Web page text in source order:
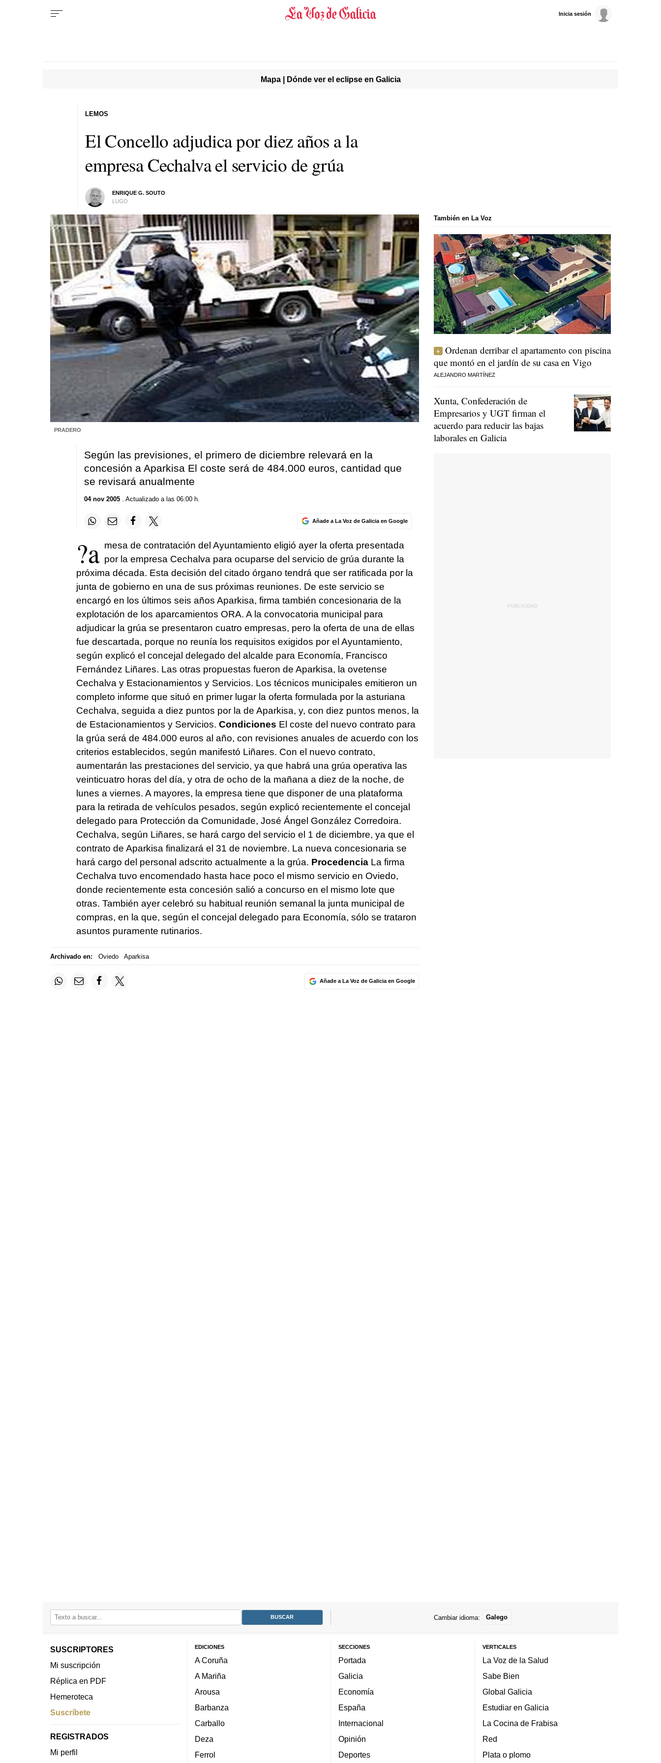
Inicia sesión
Mapa | Dónde ver el eclipse en Galicia
El Concello adjudica por diez años a la
empresa Cechalva el servicio de grúa
ENRIQUE G. SOUTO
LUGO
LEMOS
PRADERO
Según las previsiones, el primero de diciembre relevará en la
concesión a Aparkisa El coste será de 484.000 euros, cantidad que
se revisará anualmente
04 nov 2005. Actualizado a las 06:00 h.
Añade a La Voz de Galicia en Google
?a mesa de contratación del Ayuntamiento eligió ayer la oferta presentada
por la empresa Cechalva para ocuparse del servicio de grúa durante la
próxima década. Esta decisión del citado órgano tendrá que ser ratificada por la
junta de gobierno en una de sus próximas reuniones. De este servicio se
encargó en los últimos seis años Aparkisa, firma también concesionaria de la
explotación de los aparcamientos ORA. A la convocatoria municipal para
adjudicar la grúa se presentaron cuatro empresas, pero la oferta de una de ellas
fue descartada, porque no reunía los requisitos exigidos por el Ayuntamiento,
según explicó el concejal delegado del alcalde para Economía, Francisco
Fernández Liñares. Las otras propuestas fueron de Aparkisa, la ovetense
Cechalva y Estacionamientos y Servicios. Los técnicos municipales emitieron un
completo informe que situó en primer lugar la oferta formulada por la asturiana
Cechalva, seguida a diez puntos por la de Aparkisa, y, con diez puntos menos, la
de Estacionamientos y Servicios. Condiciones El coste del nuevo contrato para
la grúa será de 484.000 euros al año, con revisiones anuales de acuerdo con los
criterios establecidos, según manifestó Liñares. Con el nuevo contrato,
aumentarán las prestaciones del servicio, ya que habrá una grúa operativa las
veinticuatro horas del día, y otra de ocho de la mañana a diez de la noche, de
lunes a viernes. A mayores, la empresa tiene que disponer de una plataforma
para la retirada de vehículos pesados, según explicó recientemente el concejal
delegado para Protección da Comunidade, José Ángel González Corredoira.
Cechalva, según Liñares, se hará cargo del servicio el 1 de diciembre, ya que el
contrato de Aparkisa finalizará el 31 de noviembre. La nueva concesionaria se
hará cargo del personal adscrito actualmente a la grúa. ProcedenciaLa firma
Cechalva tuvo encomendado hasta hace poco el mismo servicio en Oviedo,
donde recientemente esta concesión salió a concurso en el mismo lote que
otras. También ayer celebró su habitual reunión semanal la junta municipal de
compras, en la que, según el concejal delegado para Economía, sólo se trataron
asuntos puramente rutinarios.
Archivado en: Oviedo Aparkisa
Añade a La Voz de Galicia en Google
También en La Voz
Ordenan derribar el apartamento con piscina
que montó en el jardín de su casa en Vigo
ALEJANDRO MARTÍNEZ
Xunta, Confederación de
Empresarios y UGT firman el
acuerdo para reducir las bajas
laborales en Galicia
Cambiar idioma: Galego
SUSCRIPTORES
Mi suscripción
Réplica en PDF
Hemeroteca
Suscríbete
REGISTRADOS
Mi perfil
EDICIONES
A Coruña
A Mariña
Arousa
Barbanza
Carballo
Deza
Ferrol
SECCIONES
Portada
Galicia
Economía
España
Internacional
Opinión
Deportes
VERTICALES
La Voz de la Salud
Sabe Bien
Global Galicia
Estudiar en Galicia
La Cocina de Frabisa
Red
Plata o plomo